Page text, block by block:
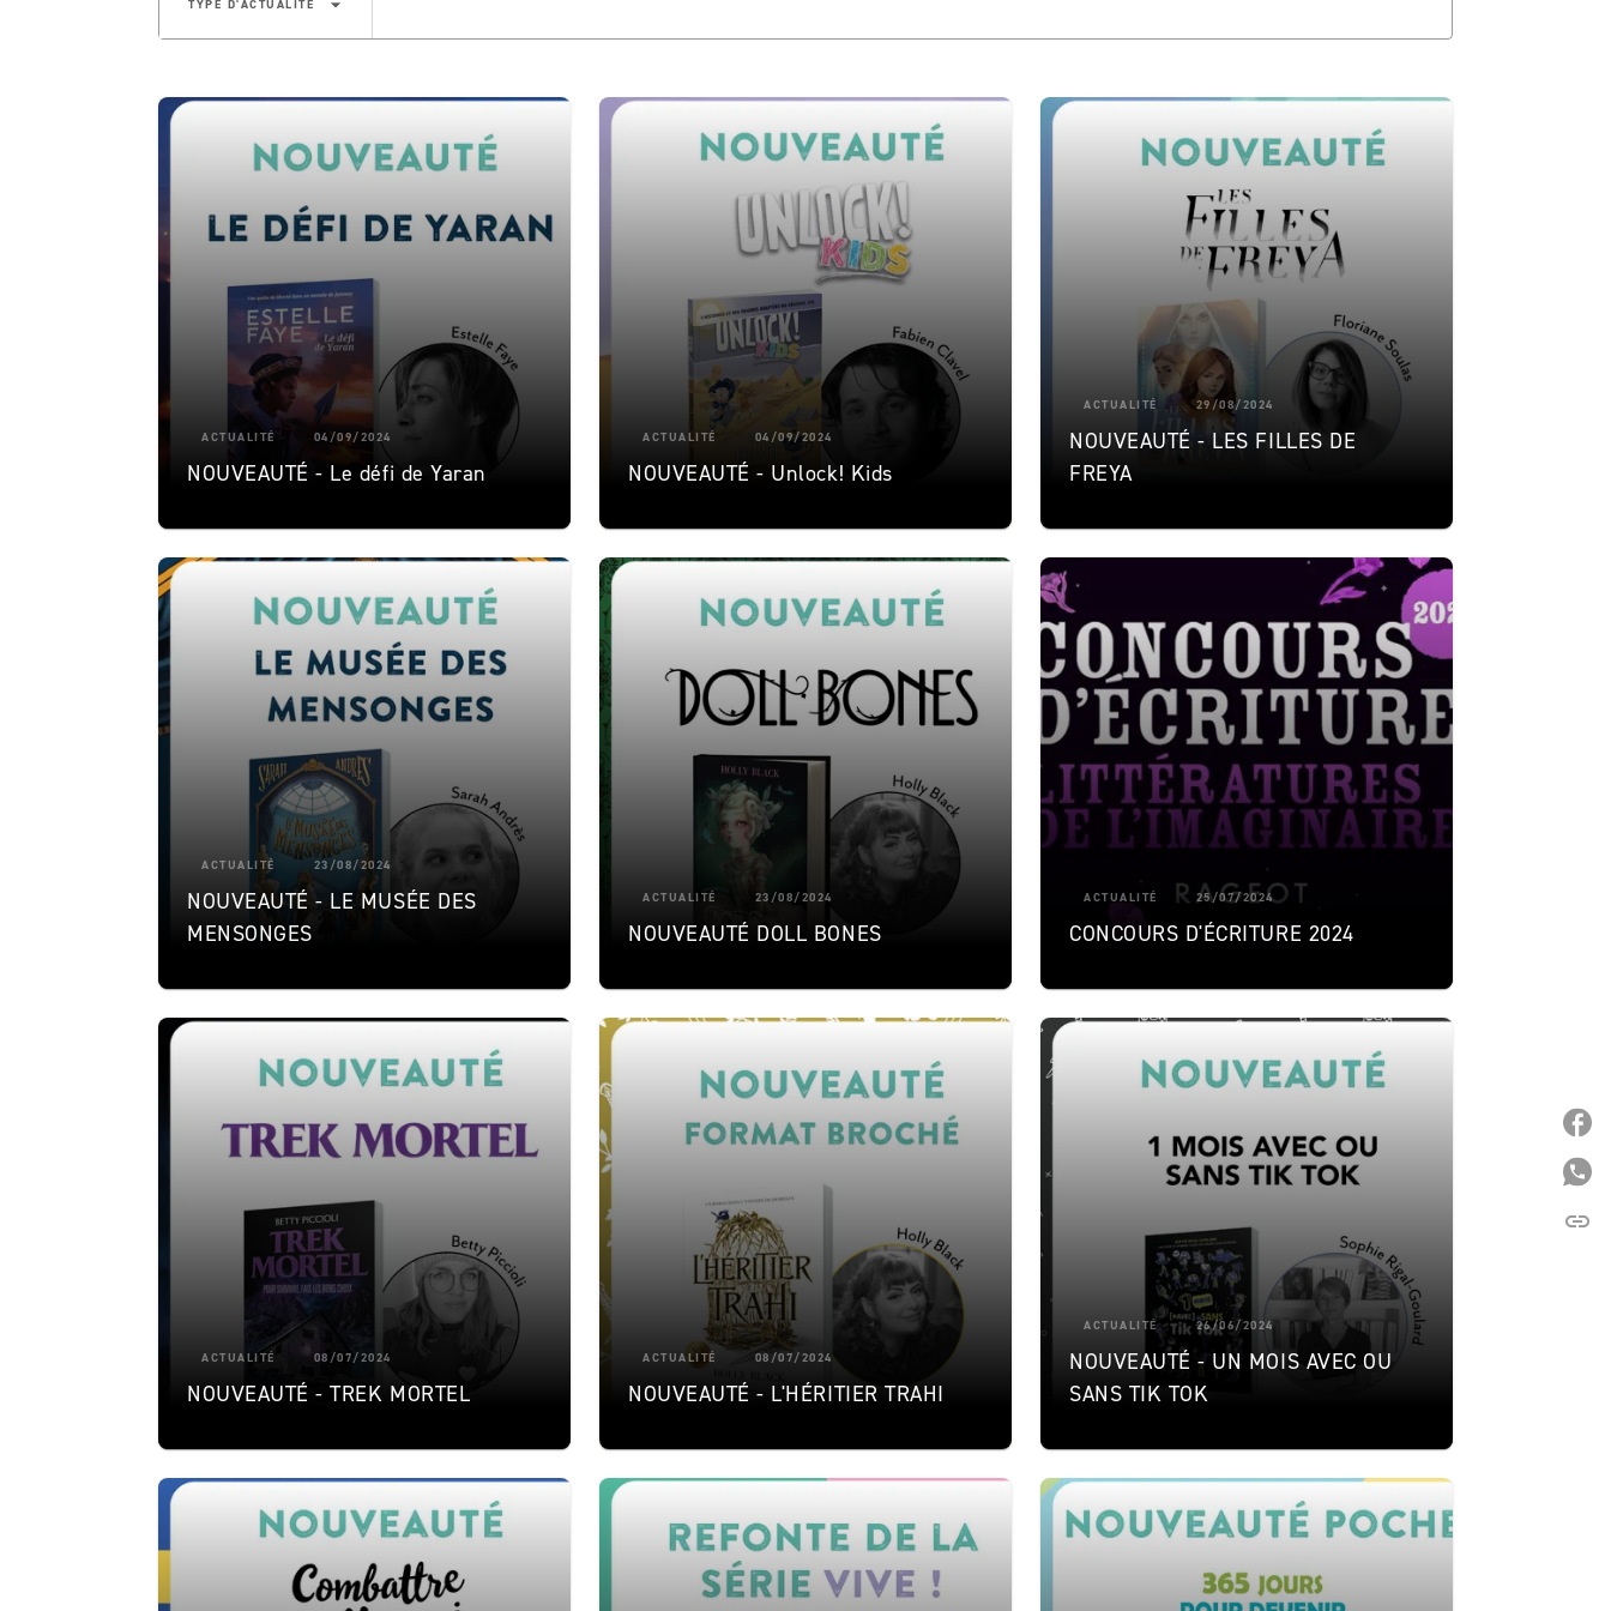
TYPE D'ACTUALITÉ arrow_drop_down
ACTUALITÉ 04/09/2024
NOUVEAUTÉ - Le défi de Yaran
ACTUALITÉ 04/09/2024
NOUVEAUTÉ - Unlock! Kids
ACTUALITÉ 29/08/2024
NOUVEAUTÉ - LES FILLES DE
FREYA
ACTUALITÉ 23/08/2024
NOUVEAUTÉ - LE MUSÉE DES
MENSONGES
ACTUALITÉ 23/08/2024
NOUVEAUTÉ DOLL BONES
ACTUALITÉ 25/07/2024
CONCOURS D'ÉCRITURE 2024
ACTUALITÉ 08/07/2024
NOUVEAUTÉ - TREK MORTEL
ACTUALITÉ 08/07/2024
NOUVEAUTÉ - L'HÉRITIER TRAHI
ACTUALITÉ 26/06/2024
NOUVEAUTÉ - UN MOIS AVEC OU
SANS TIK TOK
link